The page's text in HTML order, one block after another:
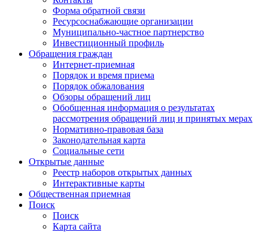
Форма обратной связи
Ресурсоснабжающие организации
Муниципально-частное партнерство
Инвестиционный профиль
Обращения граждан
Интернет-приемная
Порядок и время приема
Порядок обжалования
Обзоры обращений лиц
Обобщенная информация о результатах
рассмотрения обращений лиц и принятых мерах
Нормативно-правовая база
Законодательная карта
Социальные сети
Открытые данные
Реестр наборов открытых данных
Интерактивные карты
Общественная приемная
Поиск
Поиск
Карта сайта